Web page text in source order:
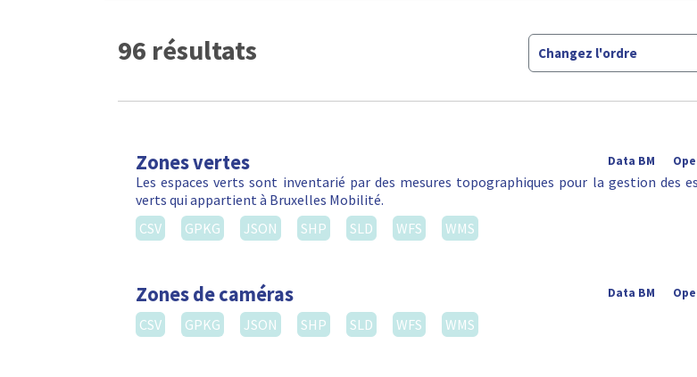
96 résultats Changez l'ordre
Zones vertes Data BM
Les espaces verts sont inventarié par des mesures topographiques pour la gestion des
verts qui appartient à Bruxelles Mobilité.
CSV
GPKG JSON SHP SLD WFS WMS
Zones de caméras Data BM
CSV GPKG JSON SHP SLD WFS WMS